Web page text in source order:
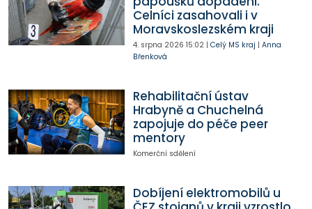
Celníci zasahovali i v
Moravskoslezském kraji
4. srpna 2026 15:02| Celý MS kraj | Anna
Břenková
Rehabilitační ústav
Hrabyně a Chuchelná
zapojuje do péče peer
mentory
Komerční sdělení
Dobíjení elektromobilů u